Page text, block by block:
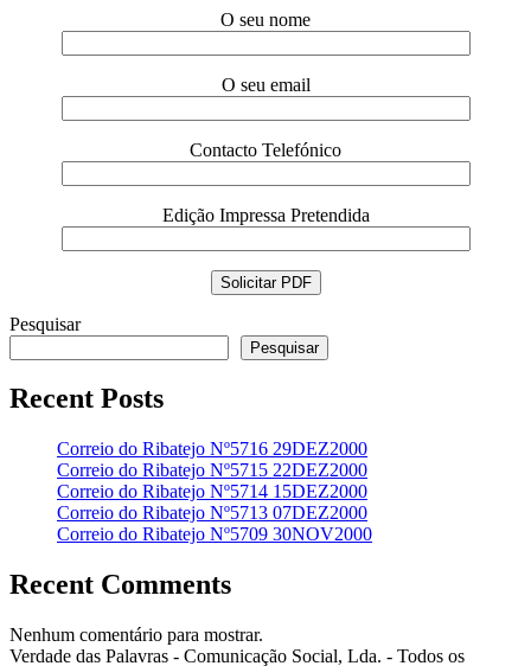
O seu nome
O seu email
Contacto Telefónico
Edição Impressa Pretendida
Pesquisar
Pesquisar
Recent Posts
Correio do Ribatejo Nº5716 29DEZ2000
Correio do Ribatejo Nº5715 22DEZ2000
Correio do Ribatejo Nº5714 15DEZ2000
Correio do Ribatejo Nº5713 07DEZ2000
Correio do Ribatejo Nº5709 30NOV2000
Recent Comments
Nenhum comentário para mostrar.
Verdade das Palavras - Comunicação Social, Lda. - Todos os